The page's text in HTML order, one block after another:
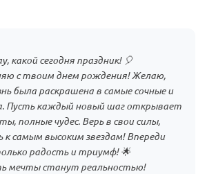
какой сегодня праздник! 🎈
с твоим днем рождения! Желаю,
была раскрашена в самые сочные и
Пусть каждый новый шаг открывает
полные чудес. Верь в свои силы,
к самым высоким звездам! Впереди
радость и триумф! 🌟
мечты станут реальностью!